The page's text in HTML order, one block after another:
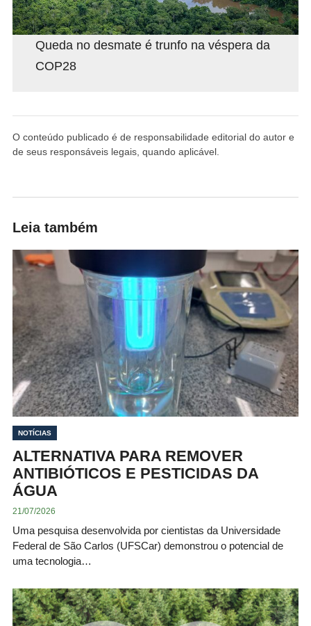
Queda no desmate é trunfo na véspera da
COP28
O conteúdo publicado é de responsabilidade editorial do autor e
de seus responsáveis legais, quando aplicável.
Leia também
NOTÍCIAS
ALTERNATIVA PARA REMOVER
ANTIBIÓTICOS E PESTICIDAS DA
ÁGUA
21/07/2026
Uma pesquisa desenvolvida por cientistas da Universidade
Federal de São Carlos (UFSCar) demonstrou o potencial de
uma tecnologia…